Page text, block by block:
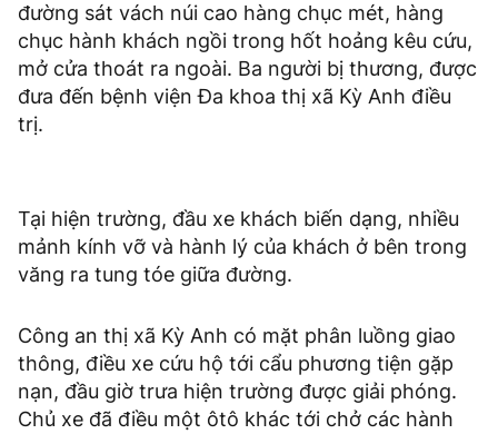
đường sát vách núi cao hàng chục mét, hàng
chục hành khách ngồi trong hốt hoảng kêu cứu,
mở cửa thoát ra ngoài. Ba người bị thương, được
đưa đến bệnh viện Đa khoa thị xã Kỳ Anh điều
trị.
Tại hiện trường, đầu xe khách biến dạng, nhiều
mảnh kính vỡ và hành lý của khách ở bên trong
văng ra tung tóe giữa đường.
Công an thị xã Kỳ Anh có mặt phân luồng giao
thông, điều xe cứu hộ tới cẩu phương tiện gặp
nạn, đầu giờ trưa hiện trường được giải phóng.
Chủ xe đã điều một ôtô khác tới chở các hành